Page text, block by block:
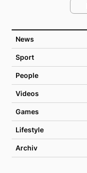
News
Sport
People
Videos
Games
Lifestyle
Archiv